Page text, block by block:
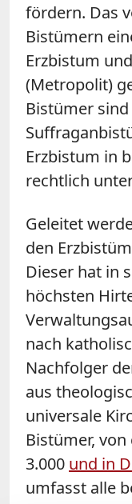
fördern. Das
Bistümern
Erzbistum
(Metropolit)
Bistümer
Erzbistum in
rechtlich
Geleitet
den
Dieser hat in
höchsten
nach
Nachfolger
aus
universale
Bistümer,
3.000 und in
umfasst alle